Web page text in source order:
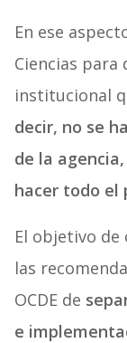
En ese
Ciencias para
institucional
decir, no se
de la
hacer todo el
El objetivo de
las
OCDE de
e